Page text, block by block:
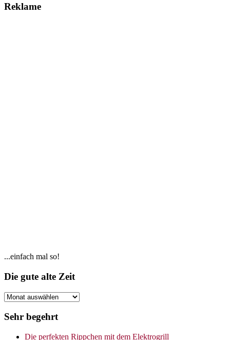
Reklame
Seitenspalte
...einfach mal so!
Footer
Die gute alte Zeit
Die
alte
Sehr begehrt
Die perfekten Rippchen mit dem Elektrogrill